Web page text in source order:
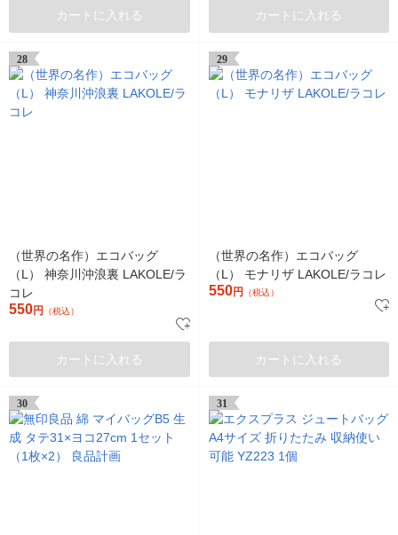
カートに入れる カートに入れる
28
（世界の名作）エコバッグ
（L） 神奈川沖浪裏 LAKOLE/ラ
コレ
550円 （税込）
カートに入れる
29
（世界の名作）エコバッグ
（L） モナリザ LAKOLE/ラコレ
550円 （税込）
カートに入れる
30 31